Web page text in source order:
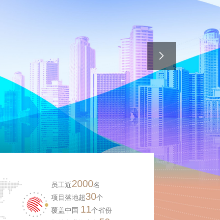
员工近2000名
项目落地超30个
覆盖中国 11个省份